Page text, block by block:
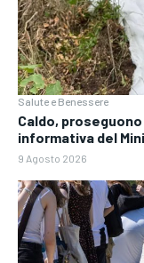
Salute e Benessere
Caldo,
informativa del
9 Agosto 2026